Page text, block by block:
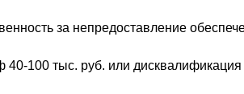
за непредоставление
100 тыс. руб. или дисквалификация